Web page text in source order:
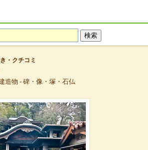
・クチコミ
造物 - 碑・像・塚・石仏